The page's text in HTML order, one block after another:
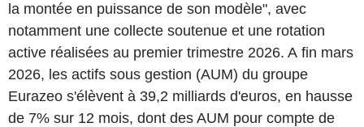
la montée en puissance de son modèle", avec
notamment une collecte soutenue et une rotation
active réalisées au premier trimestre 2026. A fin mars
2026, les actifs sous gestion (AUM) du groupe
Eurazeo s'élèvent à 39,2 milliards d'euros, en hausse
de 7% sur 12 mois, dont des AUM pour compte de